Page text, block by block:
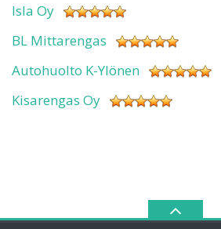
Isla Oy
BL Mittarengas
Autohuolto K-Ylönen
Kisarengas Oy